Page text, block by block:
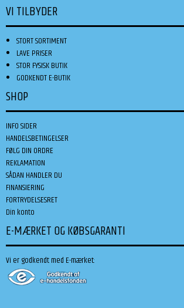
VI TILBYDER
STORT SORTIMENT
LAVE PRISER
STOR FYSISK BUTIK
GODKENDT E-BUTIK
SHOP
INFO SIDER
HANDELSBETINGELSER
FØLG DIN ORDRE
REKLAMATION
SÅDAN HANDLER DU
FINANSIERING
FORTRYDELSESRET
Din konto
E-MÆRKET OG KØBSGARANTI
Vi er godkendt med E-mærket: